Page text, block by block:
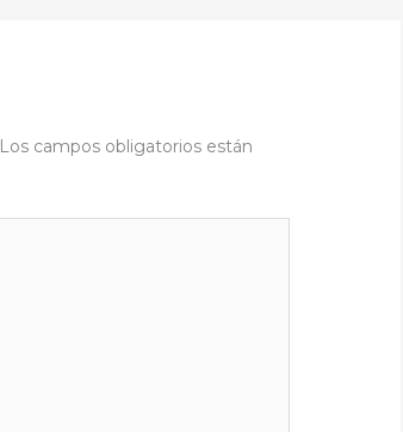
Los campos obligatorios están